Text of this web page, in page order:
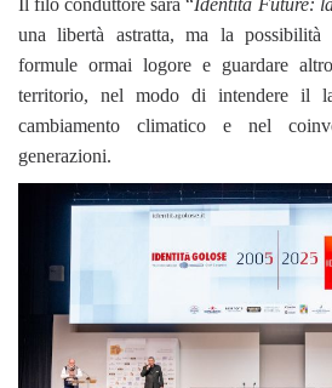
Il filo conduttore sarà “Identità Future:
una libertà astratta, ma la
formule ormai logore e guardare
territorio, nel modo di intendere il
cambiamento climatico e nel
generazioni.